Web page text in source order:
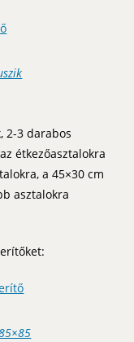
2-3 darabos
étkezőasztalokra
a 45×30 cm
asztalokra